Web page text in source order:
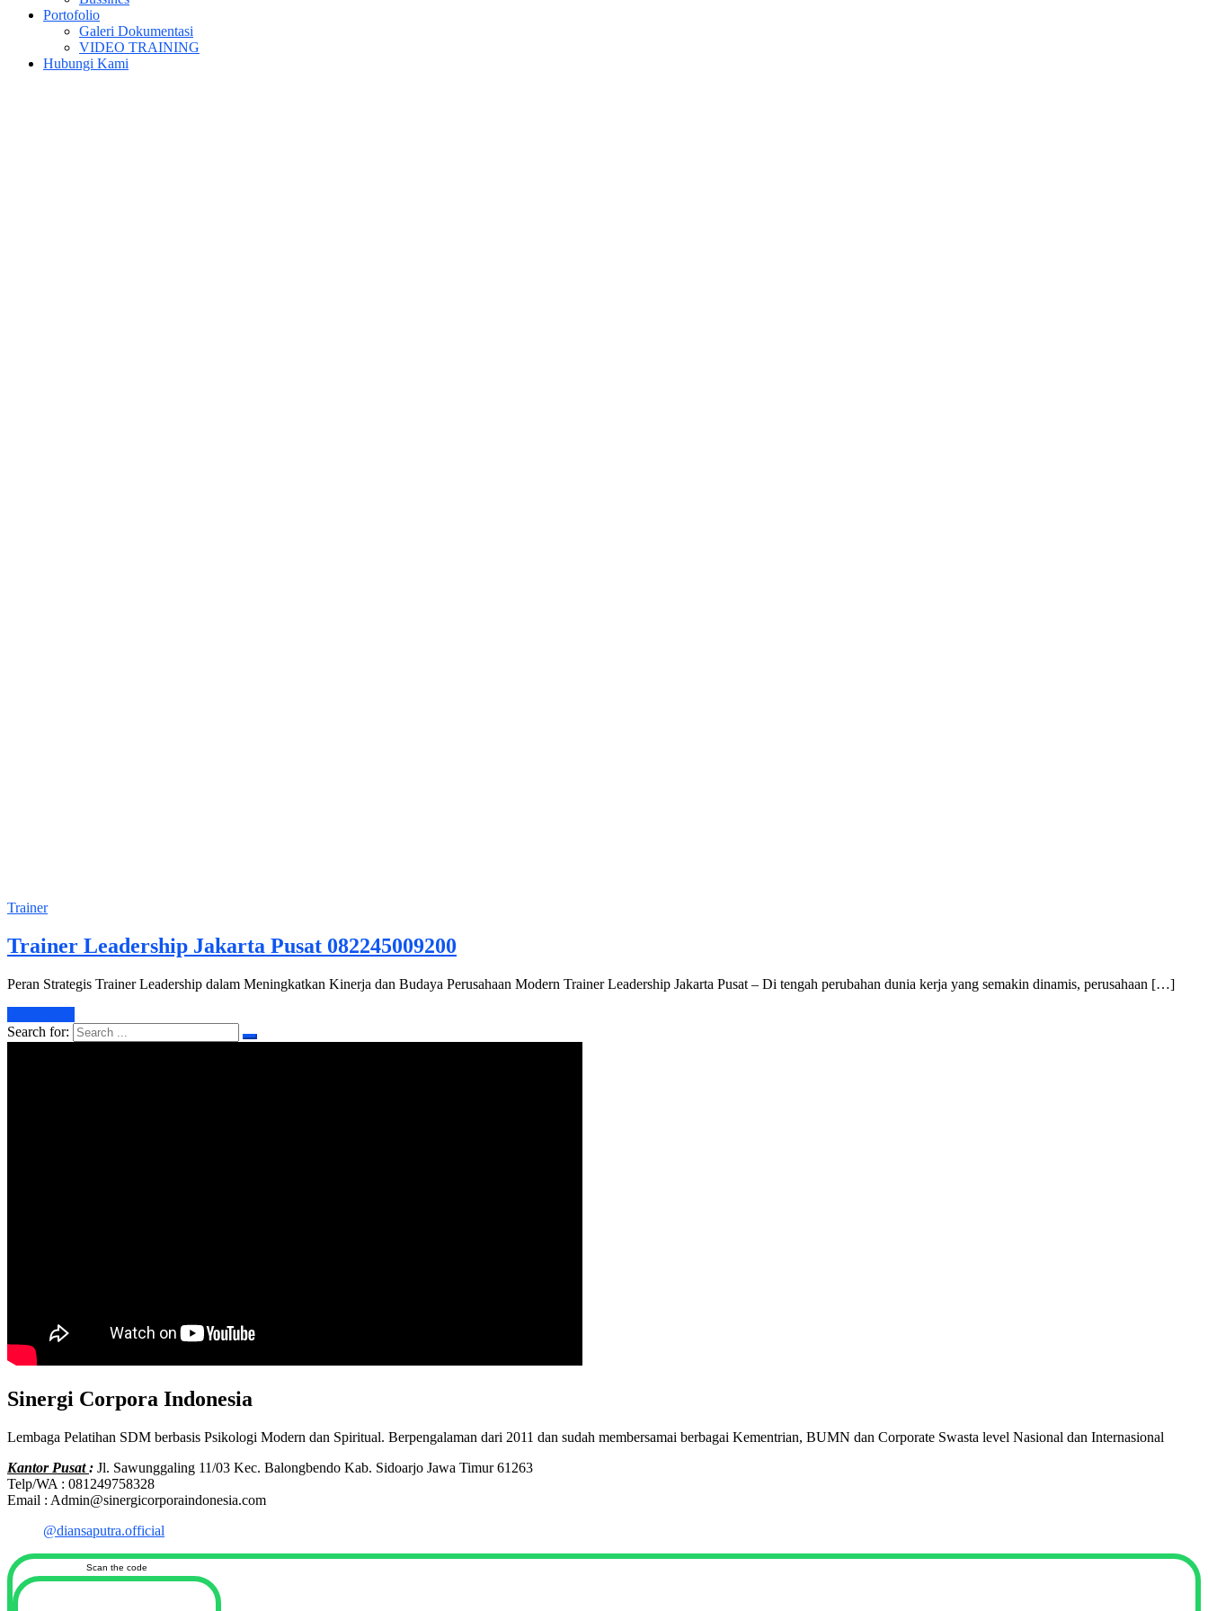
Portofolio
Galeri Dokumentasi
VIDEO TRAINING
Hubungi Kami
Trainer
Trainer Leadership Jakarta Pusat 082245009200
Peran Strategis Trainer Leadership dalam Meningkatkan Kinerja dan Budaya Perusahaan Modern Trainer Leadership Jakarta Pusat – Di tengah perubahan dunia kerja yang semakin dinamis, perusahaan […]
Search for:
Sinergi Corpora Indonesia
Lembaga Pelatihan SDM berbasis Psikologi Modern dan Spiritual. Berpengalaman dari 2011 dan sudah membersamai berbagai Kementrian, BUMN dan Corporate Swasta level Nasional dan Internasional
Kantor Pusat: Jl. Sawunggaling 11/03 Kec. Balongbendo Kab. Sidoarjo Jawa Timur 61263
Telp/WA : 081249758328
Email : Admin@sinergicorporaindonesia.com
@diansaputra.official
Scan the code